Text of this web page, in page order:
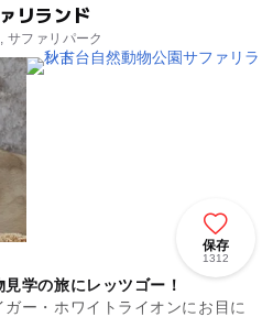
リランド
サファリパーク
保存
1312
学の旅にレッツゴー！
ー・ホワイトライオンにお目に